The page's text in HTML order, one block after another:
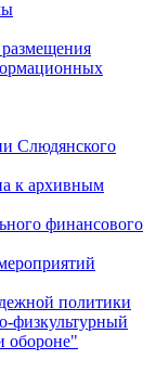
размещения
Слюдянского
к архивным
финансового
политики
физкультурный
обороне"